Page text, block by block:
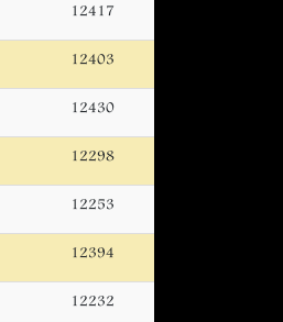
12417
12403
12430
12298
12253
12394
12232